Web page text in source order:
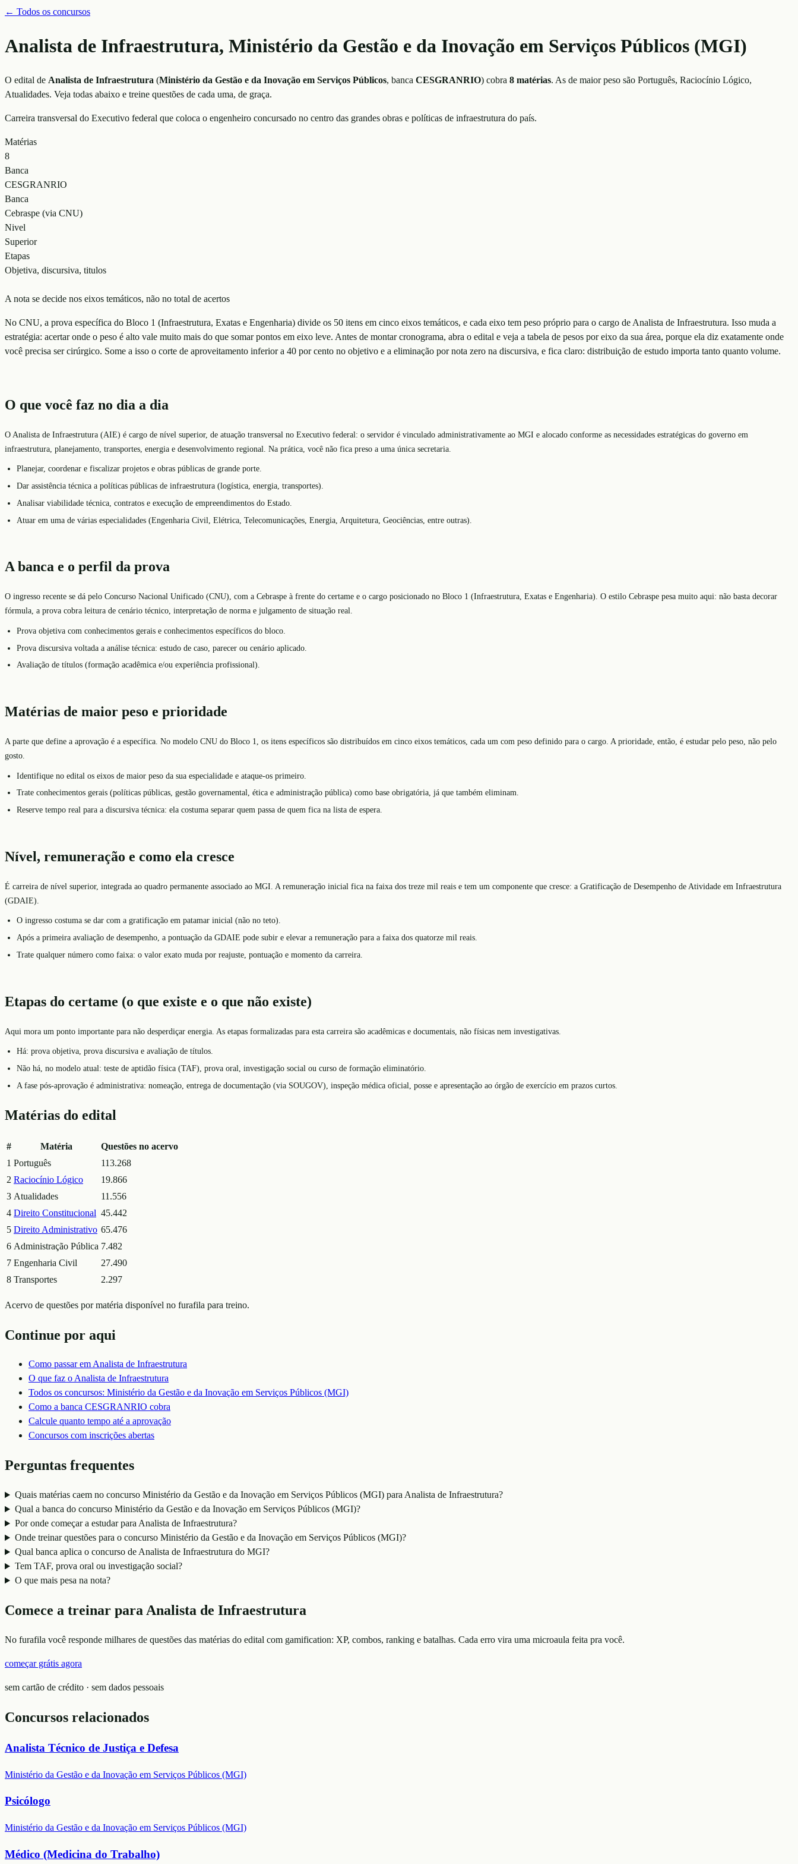
← Todos os concursos
Analista de Infraestrutura, Ministério da Gestão e da Inovação em Serviços Públicos (MGI)
O edital de Analista de Infraestrutura (Ministério da Gestão e da Inovação em Serviços Públicos, banca CESGRANRIO) cobra 8 matérias. As de maior peso são Português, Raciocínio Lógico,
Atualidades. Veja todas abaixo e treine questões de cada uma, de graça.
Carreira transversal do Executivo federal que coloca o engenheiro concursado no centro das grandes obras e políticas de infraestrutura do país.
Matérias
8
Banca
CESGRANRIO
Banca
Cebraspe (via CNU)
Nivel
Superior
Etapas
Objetiva, discursiva, titulos
A nota se decide nos eixos temáticos, não no total de acertos
No CNU, a prova específica do Bloco 1 (Infraestrutura, Exatas e Engenharia) divide os 50 itens em cinco eixos temáticos, e cada eixo tem peso próprio para o cargo de Analista de Infraestrutura. Isso muda a
estratégia: acertar onde o peso é alto vale muito mais do que somar pontos em eixo leve. Antes de montar cronograma, abra o edital e veja a tabela de pesos por eixo da sua área, porque ela diz exatamente onde
você precisa ser cirúrgico. Some a isso o corte de aproveitamento inferior a 40 por cento no objetivo e a eliminação por nota zero na discursiva, e fica claro: distribuição de estudo importa tanto quanto volume.
O que você faz no dia a dia
O Analista de Infraestrutura (AIE) é cargo de nível superior, de atuação transversal no Executivo federal: o servidor é vinculado administrativamente ao MGI e alocado conforme as necessidades estratégicas do governo em
infraestrutura, planejamento, transportes, energia e desenvolvimento regional. Na prática, você não fica preso a uma única secretaria.
Planejar, coordenar e fiscalizar projetos e obras públicas de grande porte.
Dar assistência técnica a políticas públicas de infraestrutura (logística, energia, transportes).
Analisar viabilidade técnica, contratos e execução de empreendimentos do Estado.
Atuar em uma de várias especialidades (Engenharia Civil, Elétrica, Telecomunicações, Energia, Arquitetura, Geociências, entre outras).
A banca e o perfil da prova
O ingresso recente se dá pelo Concurso Nacional Unificado (CNU), com a Cebraspe à frente do certame e o cargo posicionado no Bloco 1 (Infraestrutura, Exatas e Engenharia). O estilo Cebraspe pesa muito aqui: não basta decorar
fórmula, a prova cobra leitura de cenário técnico, interpretação de norma e julgamento de situação real.
Prova objetiva com conhecimentos gerais e conhecimentos específicos do bloco.
Prova discursiva voltada a análise técnica: estudo de caso, parecer ou cenário aplicado.
Avaliação de títulos (formação acadêmica e/ou experiência profissional).
Matérias de maior peso e prioridade
A parte que define a aprovação é a específica. No modelo CNU do Bloco 1, os itens específicos são distribuídos em cinco eixos temáticos, cada um com peso definido para o cargo. A prioridade, então, é estudar pelo peso, não pelo
gosto.
Identifique no edital os eixos de maior peso da sua especialidade e ataque-os primeiro.
Trate conhecimentos gerais (políticas públicas, gestão governamental, ética e administração pública) como base obrigatória, já que também eliminam.
Reserve tempo real para a discursiva técnica: ela costuma separar quem passa de quem fica na lista de espera.
Nível, remuneração e como ela cresce
É carreira de nível superior, integrada ao quadro permanente associado ao MGI. A remuneração inicial fica na faixa dos treze mil reais e tem um componente que cresce: a Gratificação de Desempenho de Atividade em Infraestrutura
(GDAIE).
O ingresso costuma se dar com a gratificação em patamar inicial (não no teto).
Após a primeira avaliação de desempenho, a pontuação da GDAIE pode subir e elevar a remuneração para a faixa dos quatorze mil reais.
Trate qualquer número como faixa: o valor exato muda por reajuste, pontuação e momento da carreira.
Etapas do certame (o que existe e o que não existe)
Aqui mora um ponto importante para não desperdiçar energia. As etapas formalizadas para esta carreira são acadêmicas e documentais, não físicas nem investigativas.
Há: prova objetiva, prova discursiva e avaliação de títulos.
Não há, no modelo atual: teste de aptidão física (TAF), prova oral, investigação social ou curso de formação eliminatório.
A fase pós-aprovação é administrativa: nomeação, entrega de documentação (via SOUGOV), inspeção médica oficial, posse e apresentação ao órgão de exercício em prazos curtos.
Matérias do edital
# Matéria
Questões no acervo
1 Português
113.268
2 Raciocínio Lógico
19.866
3 Atualidades
11.556
4 Direito Constitucional 45.442
5 Direito Administrativo 65.476
6 Administração Pública 7.482
7 Engenharia Civil
27.490
8 Transportes 2.297
Acervo de questões por matéria disponível no furafila para treino.
Continue por aqui
Como passar emAnalista de Infraestrutura
O que faz oAnalista de Infraestrutura
Todos os concursos: Ministério da Gestão e da Inovação em Serviços Públicos (MGI)
Como a banca CESGRANRIO cobra
Calcule quanto tempo até a aprovação
Concursos com inscrições abertas
Perguntas frequentes
Quais matérias caem no concurso Ministério da Gestão e da Inovação em Serviços Públicos (MGI) para Analista de Infraestrutura?
Qual a banca do concurso Ministério da Gestão e da Inovação em Serviços Públicos (MGI)?
Por onde começar a estudar para Analista de Infraestrutura?
Onde treinar questões para o concurso Ministério da Gestão e da Inovação em Serviços Públicos (MGI)?
Qual banca aplica o concurso de Analista de Infraestrutura do MGI?
Tem TAF, prova oral ou investigação social?
O que mais pesa na nota?
Comece a treinar paraAnalista de Infraestrutura
No furafila você responde milhares de questões das matérias do edital com gamification: XP, combos, ranking e batalhas. Cada erro vira uma microaula feita pra você.
começar grátis agora
sem cartão de crédito · sem dados pessoais
Concursos relacionados
Analista Técnico de Justiça e Defesa
Ministério da Gestão e da Inovação em Serviços Públicos (MGI)
Psicólogo
Ministério da Gestão e da Inovação em Serviços Públicos (MGI)
Médico (Medicina do Trabalho)